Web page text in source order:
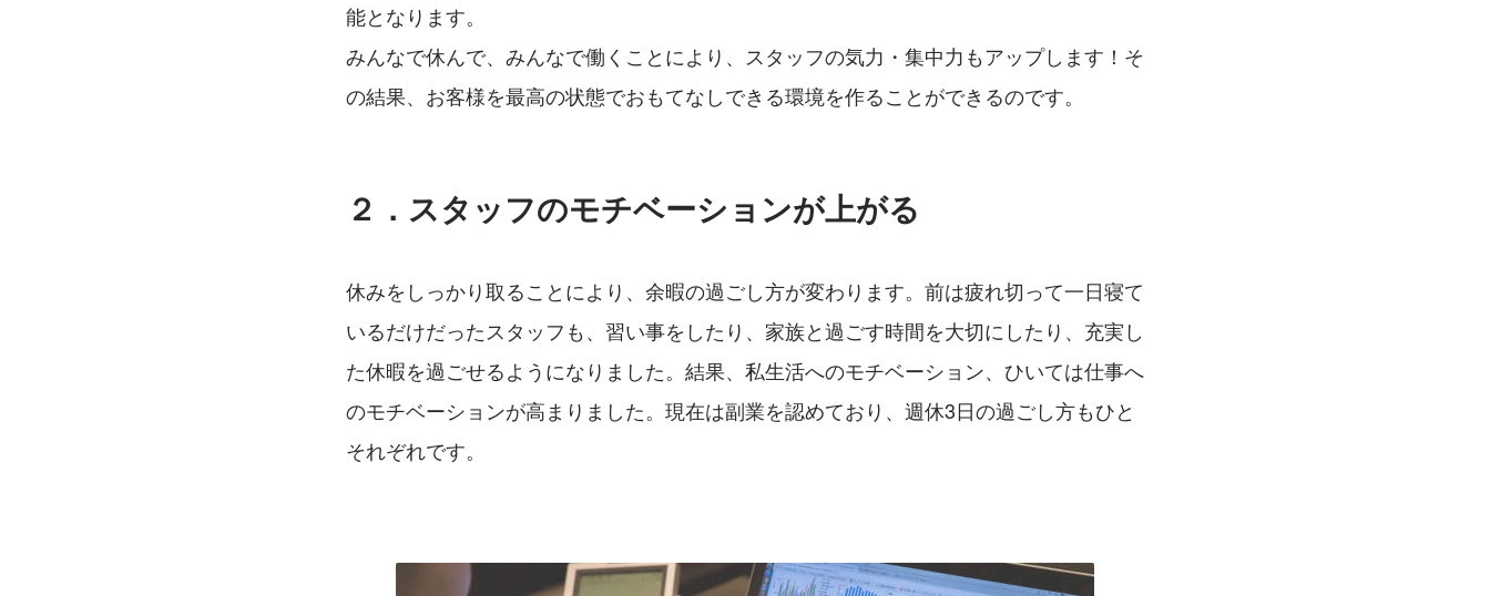
能となります。
みんなで休んで、みんなで働くことにより、スタッフの気力・集中力もアップします！そ
の結果、お客様を最高の状態でおもてなしできる環境を作ることができるのです。
２．スタッフのモチベーションが上がる
休みをしっかり取ることにより、余暇の過ごし方が変わります。前は疲れ切って一日寝て
いるだけだったスタッフも、習い事をしたり、家族と過ごす時間を大切にしたり、充実し
た休暇を過ごせるようになりました。結果、私生活へのモチベーション、ひいては仕事へ
のモチベーションが高まりました。現在は副業を認めており、週休3日の過ごし方もひと
それぞれです。